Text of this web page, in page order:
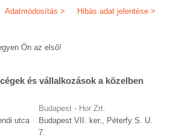
Hibás adat jelentése >
Adatmódosítás >
Ön az első!
és vállalkozások a közelben
utca
Budapest - Hor Zrt.
Budapest VII. ker., Péterfy S. U.
7.